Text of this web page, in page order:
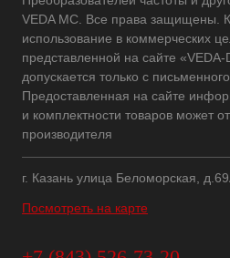
VEDA MC. Все права защищены.
использование в коммерческих
представленной на сайте «VEDA-
допускается только с
Предоставленная на сайте
и комплектности товаров может
производителя
г. Казань улица Беломорская,
Посмотреть на карте